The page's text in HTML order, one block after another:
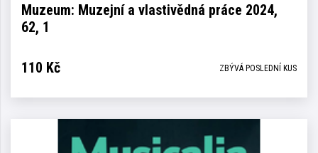
Muzeum: Muzejní a vlastivědná práce 2024,
62, 1
110 Kč ZBÝVÁ POSLEDNÍ KUS